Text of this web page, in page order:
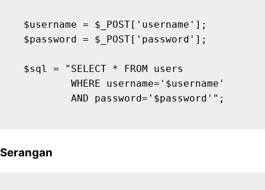
$username = $_POST['username'];
$password = $_POST['password'];
$sql = "SELECT * FROM users
        WHERE username='$username'
Serangan